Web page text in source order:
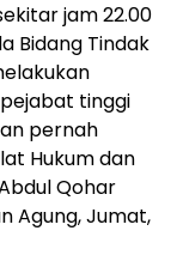
jam 22.00
Bidang Tindak
tinggi
pernah
Hukum dan
Qohar
Agung, Jumat,